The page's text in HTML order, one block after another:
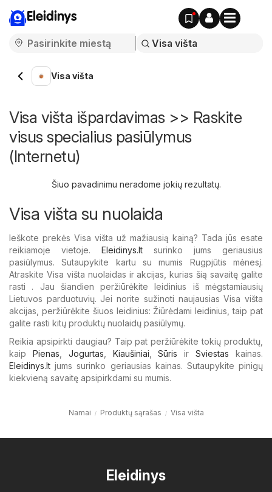
Eleidinys
Visa višta
Visa višta išpardavimas >> Raskite
visus specialius pasiūlymus
(Internetu)
Šiuo pavadinimu neradome jokių rezultatų.
Visa višta su nuolaida
Ieškote prekės Visa višta už mažiausią kainą? Tada jūs esate
reikiamoje vietoje. Eleidinys.lt surinko jums geriausius
pasiūlymus. Sutaupykite kartu su mumis Rugpjūtis mėnesį.
Atraskite Visa višta nuolaidas ir akcijas, kurias šią savaitę galite
rasti . Jau šiandien peržiūrėkite leidinius iš mėgstamiausių
Lietuvos parduotuvių. Jei norite sužinoti naujausias Visa višta
akcijas, peržiūrėkite šiuos leidinius: Žiūrėdami leidinius, taip pat
galite rasti kitų produktų nuolaidų pasiūlymų.
Reikia apsipirkti daugiau? Taip pat peržiūrėkite tokių produktų,
kaip Pienas Jogurtas Kiaušiniai ,Sūris irSviestas kainas.
Eleidinys.lt jums surinko geriausias kainas. Sutaupykite pinigų
kiekvieną savaitę apsipirkdami su mumis.
Namai Produktų sąrašas Visa višta
Eleidinys